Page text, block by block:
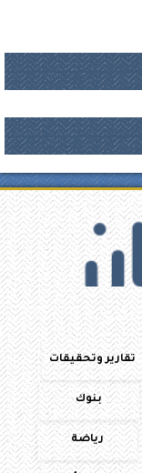
تقارير وتحقيقات
بنوك
رياضة